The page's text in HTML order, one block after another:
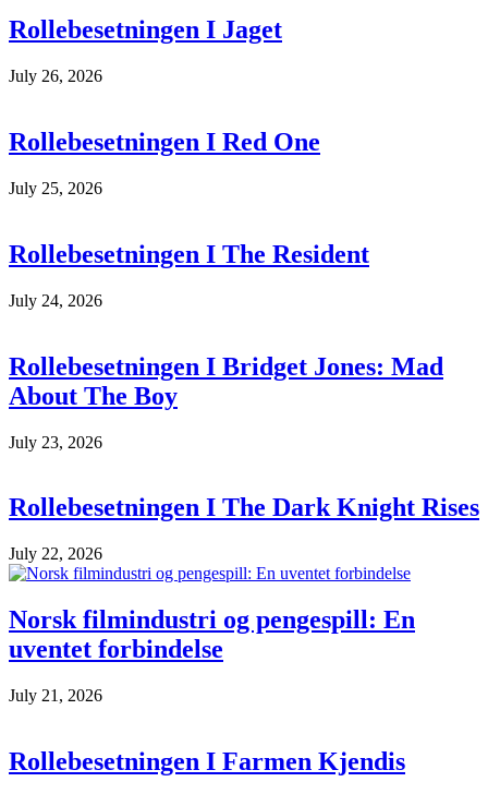
Rollebesetningen I Jaget
July 26, 2026
Rollebesetningen I Red One
July 25, 2026
Rollebesetningen I The Resident
July 24, 2026
Rollebesetningen I Bridget Jones: Mad
About The Boy
July 23, 2026
Rollebesetningen I The Dark Knight Rises
July 22, 2026
Norsk filmindustri og pengespill: En
uventet forbindelse
July 21, 2026
Rollebesetningen I Farmen Kjendis